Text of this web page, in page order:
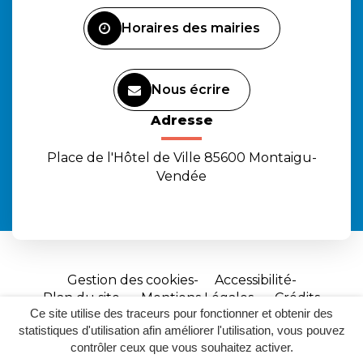
Ce site utilise des traceurs pour fonctionner et obtenir des
statistiques d'utilisation afin améliorer l'utilisation, vous pouvez
contrôler ceux que vous souhaitez activer.
Horaires des mairies
Nous écrire
Adresse
Place de l'Hôtel de Ville 85600 Montaigu-
Vendée
Gestion des cookies
Accessibilité
Plan du site
Mentions Légales
Crédits
Site
réalisé